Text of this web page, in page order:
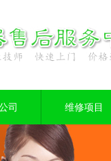
司 维修项目